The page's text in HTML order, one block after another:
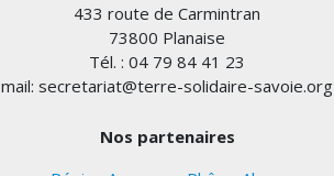
433 route de Carmintran
73800 Planaise
Tél. : 04 79 84 41 23
mail: secretariat@terre-solidaire-savoie.org
Nos partenaires